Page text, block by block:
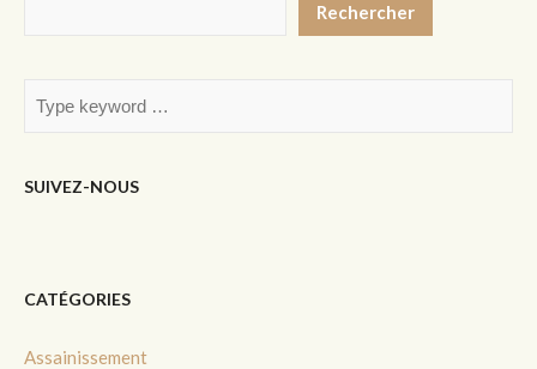
Rechercher
SUIVEZ-NOUS
CATÉGORIES
Assainissement